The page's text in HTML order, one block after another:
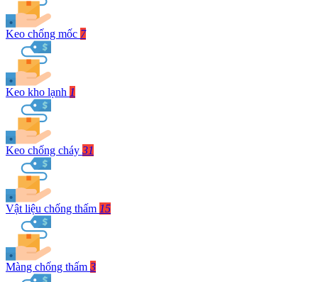
Keo chống mốc 7
Keo kho lạnh 1
Keo chống cháy 31
Vật liệu chống thấm 15
Màng chống thấm 3